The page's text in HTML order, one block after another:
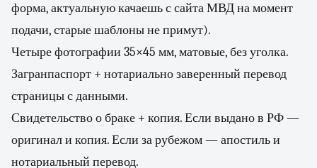
форма, актуальную качаешь с сайта МВД на момент
подачи, старые шаблоны не примут).
Четыре фотографии 35×45 мм, матовые, без уголка.
Загранпаспорт + нотариально заверенный перевод
страницы с данными.
Свидетельство о браке + копия. Если выдано в РФ —
оригинал и копия. Если за рубежом — апостиль и
нотариальный перевод.